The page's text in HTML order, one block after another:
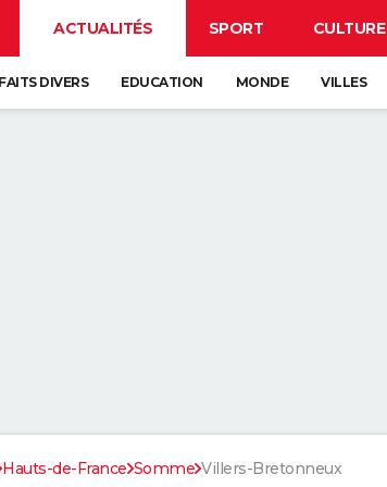
ACTUALITÉS SPORT CULTURE
FAITS DIVERS EDUCATION MONDE VILLES
Hauts-de-France Somme Villers-Bretonneux